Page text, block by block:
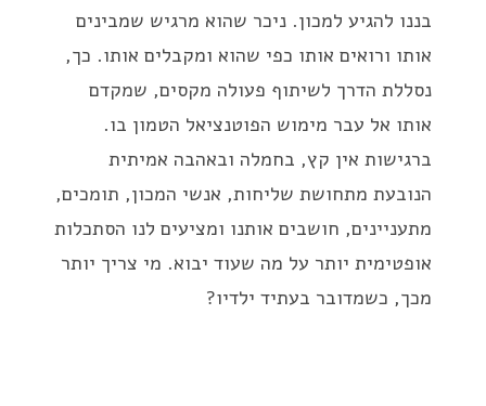
בננו להגיע למכון. ניכר שהוא מרגיש שמבינים
אותו ורואים אותו כפי שהוא ומקבלים אותו. כך,
נסללת הדרך לשיתוף פעולה מקסים, שמקדם
אותו אל עבר מימוש הפוטנציאל הטמון בו.
ברגישות אין קץ, בחמלה ובאהבה אמיתית
הנובעת מתחושת שליחות, אנשי המכון, תומכים,
מתעניינים, חושבים אותנו ומציעים לנו הסתכלות
אופטימית יותר על מה שעוד יבוא. מי צריך יותר
מכך, כשמדובר בעתיד ילדיו?